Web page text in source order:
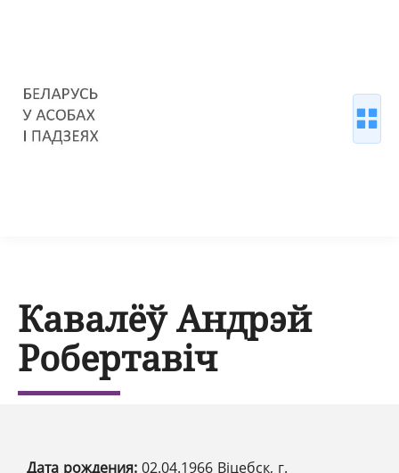
Кавалёў Андрэй
Робертавіч
Дата рождения: 02.04.1966 Віцебск, г.